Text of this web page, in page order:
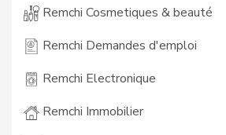
Remchi Cosmetiques & beauté
Remchi Demandes d'emploi
Remchi Electronique
Remchi Immobilier